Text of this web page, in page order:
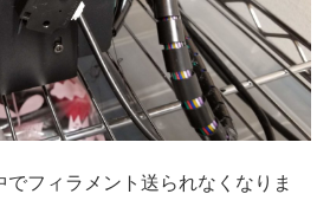
フィラメント送られなくなりま